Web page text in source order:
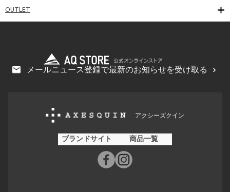
OUTLET
メールニュース登録で最新のお知らせを受け取る
アクシーズクイン
ブランドサイト 商品一覧